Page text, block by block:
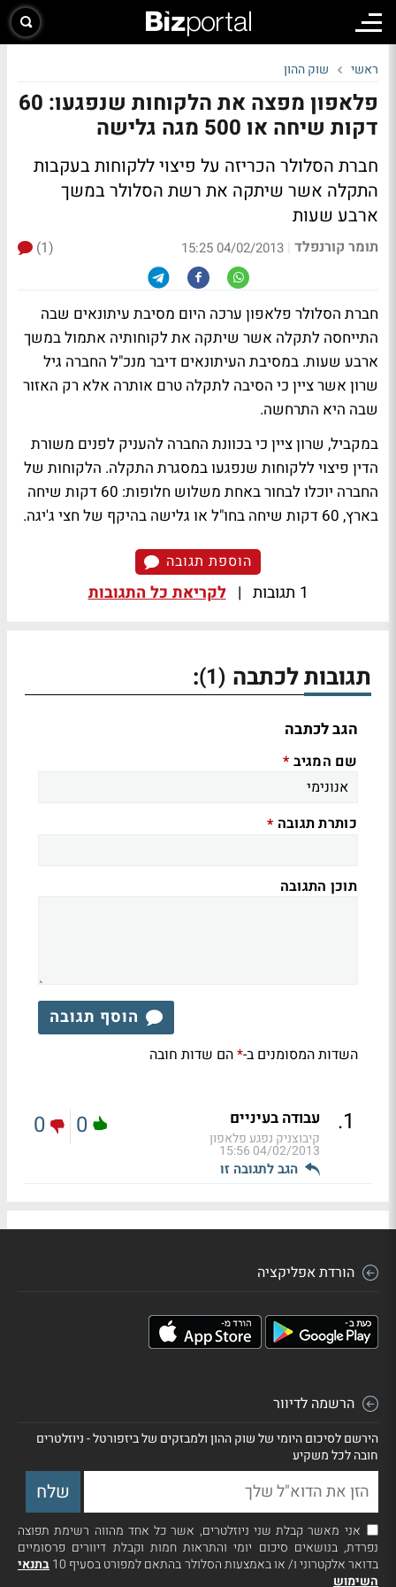
ראשי שוק ההון
פלאפון מפצה את הלקוחות שנפגעו: 60
דקות שיחה או 500 מגה גלישה
חברת הסלולר הכריזה על פיצוי ללקוחות בעקבות
התקלה אשר שיתקה את רשת הסלולר במשך
ארבע שעות
תומר קורנפלד |
04/02/2013 15:25
(1)
חברת הסלולר פלאפון ערכה היום מסיבת עיתונאים שבה
התייחסה לתקלה אשר שיתקה את לקוחותיה אתמול במשך
ארבע שעות. במסיבת העיתונאים דיבר מנכ"ל החברה גיל
שרון אשר ציין כי הסיבה לתקלה טרם אותרה אלא רק האזור
שבה היא התרחשה.
במקביל, שרון ציין כי בכוונת החברה להעניק לפנים משורת
הדין פיצוי ללקוחות שנפגעו במסגרת התקלה. הלקוחות של
החברה יוכלו לבחור באחת משלוש חלופות: 60 דקות שיחה
בארץ, 60 דקות שיחה בחו"ל או גלישה בהיקף של חצי ג'יגה.
הוספת תגובה
1 תגובות | לקריאת כל התגובות
תגובות לכתבה (1)
:
הגב לכתבה
שם המגיב *
כותרת תגובה *
תוכן התגובה
הוסף תגובה
השדות המסומנים ב-*הם שדות חובה
1
. עבודה בעיניים
קיבוצניק נפגע פלאפון
04/02/2013 15:56
הגב לתגובה זו
0
0
הורדת אפליקציה
הרשמה לדיוור
הירשם לסיכום היומי של שוק ההון ולמבזקים של ביזפורטל - ניוזלטרים
חובה לכל משקיע
אני מאשר קבלת שני ניוזלטרים, אשר כל אחד מהווה רשימת תפוצה
נפרדת, בנושאים סיכום יומי והתראות חמות וקבלת דיוורים פרסומיים
בדואר אלקטרוני ו/ או באמצעות הסלולר בהתאם למפורט בסעיף 10
בתנאי
השימוש